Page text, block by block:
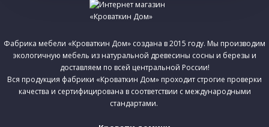
Фабрика мебели «Кроваткин Дом» создана в 2015 году. Мы производим
экологичную мебель из натуральной древесины сосны и березы и
доставляем по всей центральной России!
Вся продукция фабрики «Кроваткин Дом» проходит строгие проверки
качества и сертифицирована в соответствии с международными
стандартами.